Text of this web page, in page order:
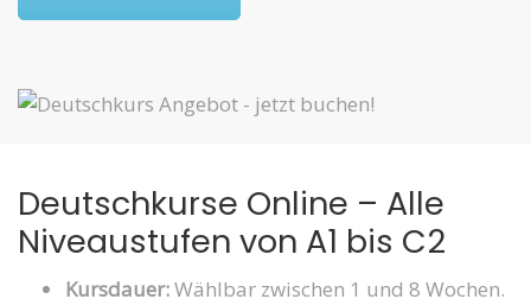
Deutschkurse Online – Alle
Niveaustufen von A1 bis C2
Kursdauer:Wählbar zwischen 1 und 8 Wochen.